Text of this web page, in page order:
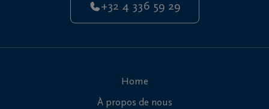
+32 4 336 59 29
Home
À propos de nous